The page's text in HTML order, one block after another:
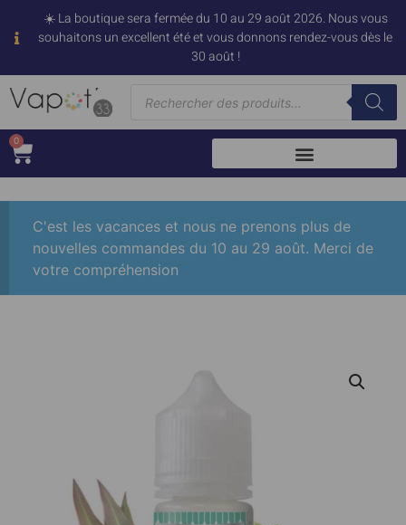
☀️ La boutique sera fermée du 10 au 29 août 2026. Nous vous
souhaitons un excellent été et vous donnons rendez-vous dès le
30 août !
0
C'est les vacances et nous ne prenons plus de
nouvelles commandes du 10 au 29 août. Merci de
votre compréhension